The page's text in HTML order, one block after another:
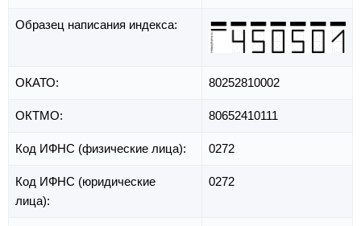
Образец написания индекса:
ОКАТО: 80252810002
ОКТМО: 80652410111
Код ИФНС (физические лица): 0272
Код ИФНС (юридические
лица):
0272